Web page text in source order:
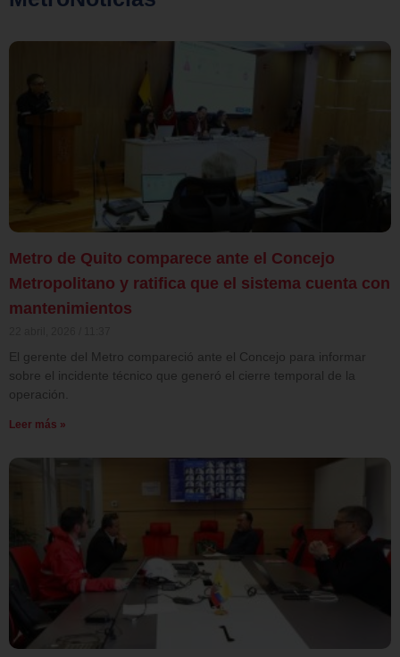
Metro de Quito comparece ante el Concejo
Metropolitano y ratifica que el sistema cuenta con
mantenimientos
El gerente del Metro compareció ante el Concejo para informar
sobre el incidente técnico que generó el cierre temporal de la
operación.
Leer más »